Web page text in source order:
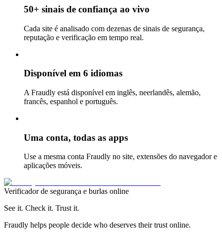
50+ sinais de confiança ao vivo
Cada site é analisado com dezenas de sinais de segurança,
reputação e verificação em tempo real.
Disponível em 6 idiomas
A Fraudly está disponível em inglês, neerlandês, alemão,
francês, espanhol e português.
Uma conta, todas as apps
Use a mesma conta Fraudly no site, extensões do navegador e
aplicações móveis.
Verificador de segurança e burlas online
See it. Check it. Trust it.
Fraudly helps people decide who deserves their trust online.